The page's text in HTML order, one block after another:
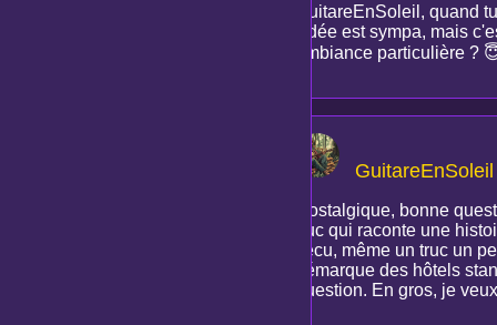
GuitareEnSoleil, quand
l'idée est sympa, mais
ambiance particulière ?
GuitareEnSoleil
Nostalgique, bonne
truc qui raconte une
vécu, même un truc un
démarque des hôtels
question. En gros, je